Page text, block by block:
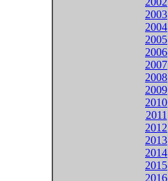
2003
2004
2005
2006
2007
2008
2009
2010
2011
2012
2013
2014
2015
2016